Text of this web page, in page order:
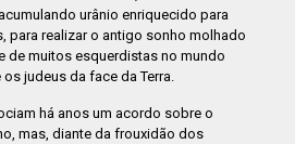
urânio enriquecido para
para realizar o antigo sonho molhado
de muitos esquerdistas no mundo
judeus da face da Terra.
há anos um acordo sobre o
mas, diante da frouxidão dos